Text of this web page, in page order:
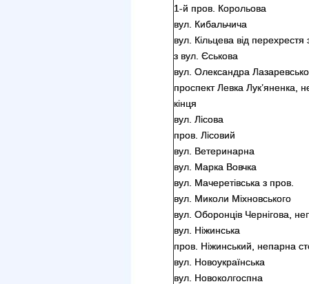
1-й пров. Корольова
вул. Кибальчича
вул. Кільцева від
з вул. Єськова
вул. Олександра
проспект Левка Лук’яненка,
кінця
вул. Лісова
пров. Лісовий
вул. Ветеринарна
вул. Марка Вовчка
вул. Мачеретівська з пров.
вул. Миколи Міхновського
вул. Оборонців Чернігова,
вул. Ніжинська
пров. Ніжинський, непарна
вул. Новоукраїнська
вул. Новоколгоспна